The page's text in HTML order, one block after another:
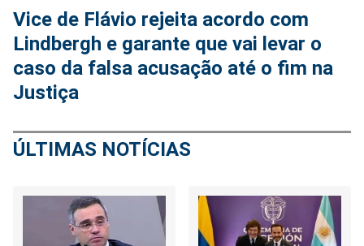
Vice de Flávio rejeita acordo com
Lindbergh e garante que vai levar o
caso da falsa acusação até o fim na
Justiça
ÚLTIMAS NOTÍCIAS